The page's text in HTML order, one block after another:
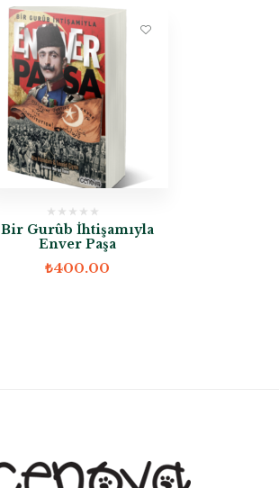
Bir Gurûb İhtişamıyla
Enver Paşa
₺400.00